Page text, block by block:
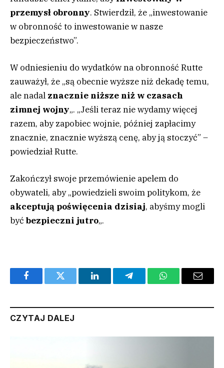
przemysł obronny. Stwierdził, że „inwestowanie
w obronność to inwestowanie w nasze
bezpieczeństwo”.
W odniesieniu do wydatków na obronność Rutte
zauważył, że „są obecnie wyższe niż dekadę temu,
ale nadal znacznie niższe niż w czasach
zimnej wojny„. „Jeśli teraz nie wydamy więcej
razem, aby zapobiec wojnie, później zapłacimy
znacznie, znacznie wyższą cenę, aby ją stoczyć” –
powiedział Rutte.
Zakończył swoje przemówienie apelem do
obywateli, aby „powiedzieli swoim politykom, że
akceptują poświęcenia dzisiaj, abyśmy mogli
być bezpieczni jutro„.
FacebookTwitter LinkedInTelegramWhatsAppEmail
CZYTAJ DALEJ